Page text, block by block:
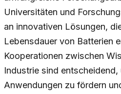
Universitäten und
an innovativen Lösungen,
Lebensdauer von Batterien
Kooperationen zwischen
Industrie sind entscheidend,
Anwendungen zu fördern